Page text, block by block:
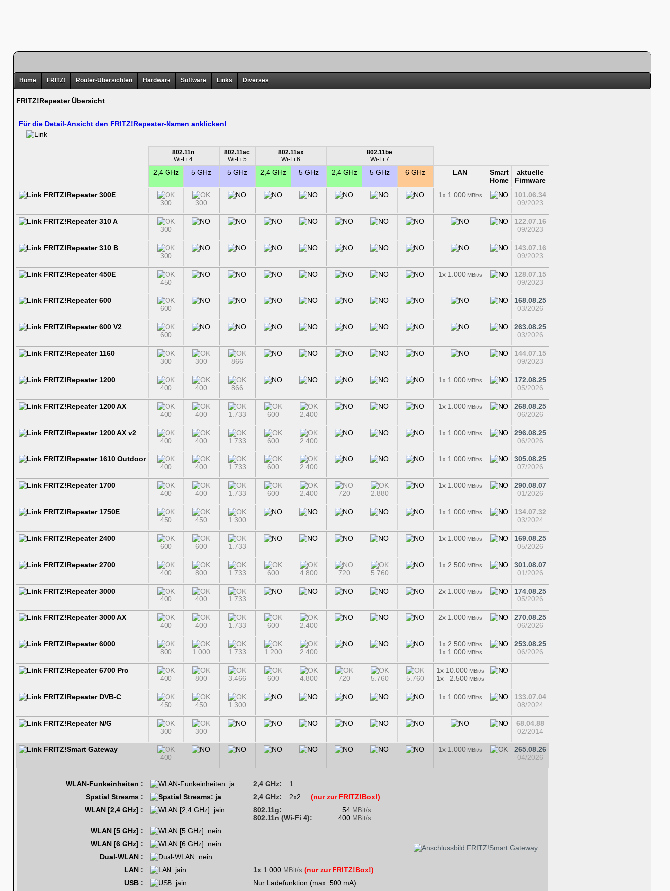
Home FRITZ! Router-Übersichten Hardware Software Links Diverses
FRITZ!Repeater Übersicht
Für die Detail-Ansicht den FRITZ!Repeater-Namen anklicken!
802.11n
Wi-Fi 4
802.11ac
Wi-Fi 5
802.11ax
Wi-Fi 6
802.11be
Wi-Fi 7
2,4 GHz 5 GHz 5 GHz 2,4 GHz 5 GHz 2,4 GHz 5 GHz 6 GHz LAN
Smart
Home
aktuelle
Firmware
FRITZ!Repeater 300E
300
300
1x 1.000MBit/s
101.06.34
09/2023
FRITZ!Repeater 310 A
300
122.07.16
09/2023
FRITZ!Repeater 310 B
300
143.07.16
09/2023
FRITZ!Repeater 450E
450
1x 1.000MBit/s
128.07.15
09/2023
FRITZ!Repeater 600
600
168.08.25
03/2026
FRITZ!Repeater 600 V2
600
263.08.25
03/2026
FRITZ!Repeater 1160
300
300 866
144.07.15
09/2023
FRITZ!Repeater 1200
400
400 866
1x 1.000MBit/s
172.08.25
05/2026
FRITZ!Repeater 1200 AX
400
400 1.733 600 2.400
1x 1.000MBit/s
268.08.25
06/2026
FRITZ!Repeater 1200 AX v2
400
400 1.733 600 2.400
1x 1.000MBit/s
296.08.25
06/2026
FRITZ!Repeater 1610 Outdoor
400
400 1.733 600 2.400
1x 1.000MBit/s
305.08.25
07/2026
FRITZ!Repeater 1700
400
400 1.733 600 2.400 720 2.880
1x 1.000MBit/s
290.08.07
01/2026
FRITZ!Repeater 1750E
450
450 1.300
1x 1.000MBit/s
134.07.32
03/2024
FRITZ!Repeater 2400
600
600 1.733
1x 1.000MBit/s
169.08.25
05/2026
FRITZ!Repeater 2700
400
800 1.733 600 4.800 720 5.760
1x 2.500MBit/s
301.08.07
01/2026
FRITZ!Repeater 3000
400
400 1.733
2x 1.000MBit/s
174.08.25
05/2026
FRITZ!Repeater 3000 AX
400
400 1.733 600 2.400
2x 1.000MBit/s
270.08.25
06/2026
FRITZ!Repeater 6000
800
1.000 1.733 1.200 2.400
1x 2.500MBit/s
1x 1.000MBit/s
253.08.25
06/2026
FRITZ!Repeater 6700 Pro
400
800 3.466 600 4.800 720 5.760 5.760
1x 10.000MBit/s
1x 2.500MBit/s
FRITZ!Repeater DVB-C
450
450 1.300
1x 1.000MBit/s
133.07.04
08/2024
FRITZ!Repeater N/G
300
300
68.04.88
02/2014
FRITZ!Smart Gateway
400
1x 1.000MBit/s
265.08.26
04/2026
WLAN-Funkeinheiten : 2,4 GHz:
1
Spatial Streams :
2,4 GHz: 2x2
(nur zur FRITZ!Box!)
WLAN [2,4 GHz] :
802.11g: 54 MBit/s
802.11n (Wi-Fi 4): 400 MBit/s
WLAN [5 GHz] :
WLAN [6 GHz] :
Dual-WLAN :
LAN :
1x1.000 MBit/s (nur zur FRITZ!Box!)
USB :
Nur Ladefunktion (max. 500 mA)